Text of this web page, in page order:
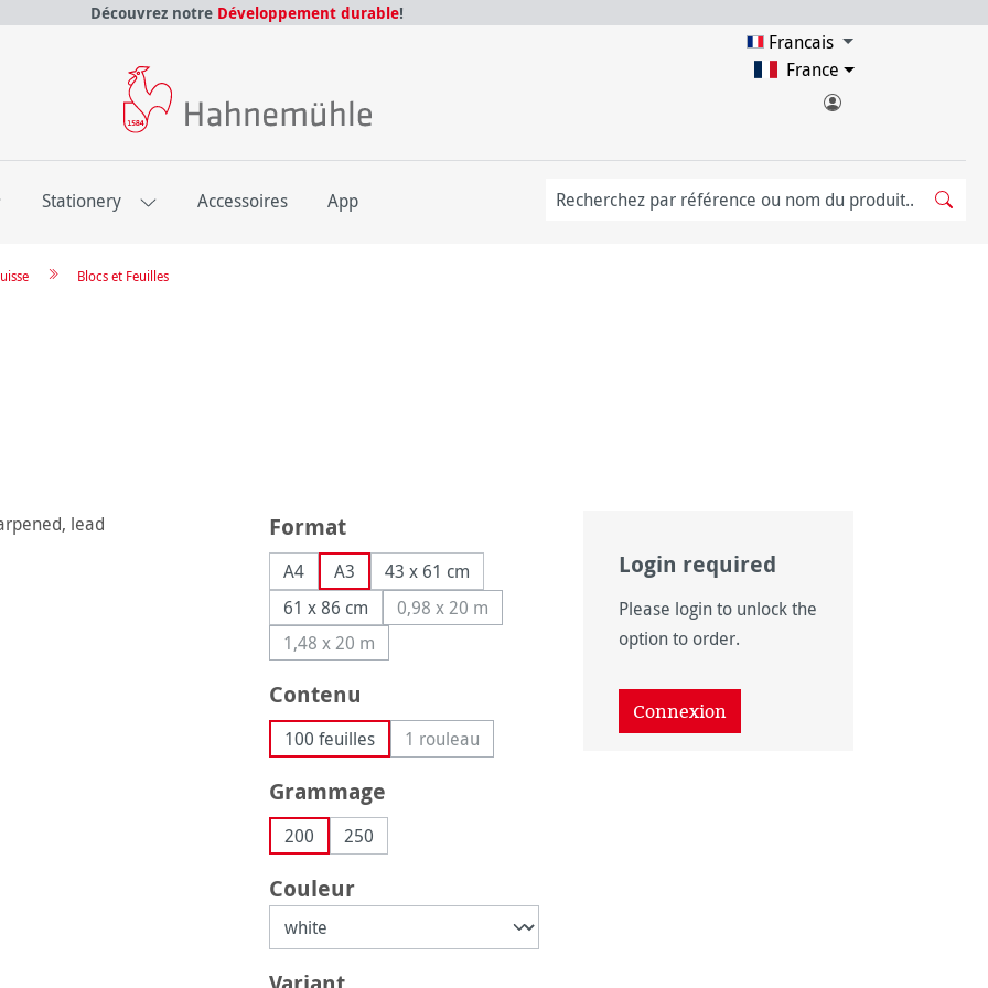
Découvrez notre Développement durable!
Francais
France
Stationery Accessoires App
Blocs et Feuilles
Sélectionnez
Format
A4 A3
43 x 61 cm
61 x 86 cm
0,98 x 20 m(Cette option n'est pas disponible pour le moment.)
1,48 x 20 m(Cette option n'est pas disponible pour le moment.)
Sélectionnez
Contenu
100 feuilles 1 rouleau(Cette option n'est pas disponible pour le moment.)
Sélectionnez
Grammage
200 250
Sélectionnez
Couleur
Login required
Please login to unlock the
option to order.
Connexion